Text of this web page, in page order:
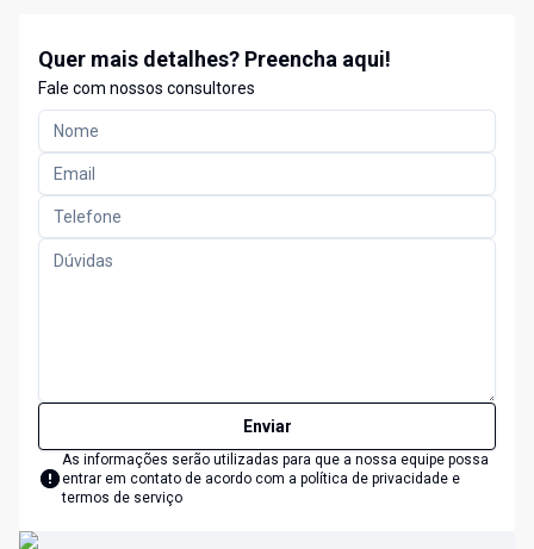
Quer mais detalhes? Preencha aqui!
Fale com nossos consultores
Enviar
As informações serão utilizadas para que a nossa equipe possa
entrar em contato de acordo com a política de privacidade e
termos de serviço